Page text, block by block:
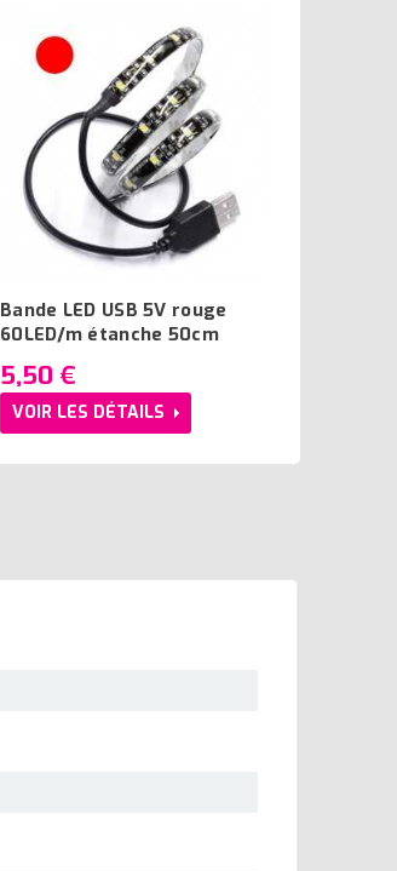
Bande LED USB 5V rouge
60LED/m étanche 50cm
5,50 €
VOIR LES DÉTAILS